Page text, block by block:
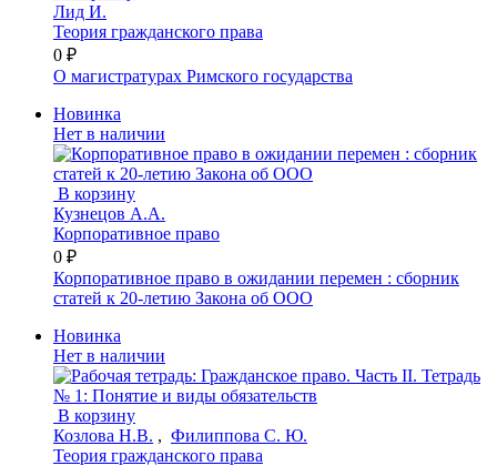
Лид И.
Теория гражданского права
0 ₽
О магистратурах Римского государства
Новинка
Нет в наличии
В корзину
Кузнецов А.А.
Корпоративное право
0 ₽
Корпоративное право в ожидании перемен : сборник
статей к 20-летию Закона об ООО
Новинка
Нет в наличии
В корзину
Козлова Н.В. , Филиппова С. Ю.
Теория гражданского права